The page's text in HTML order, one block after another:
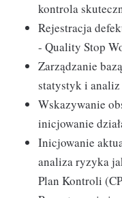
kontrola
Rejestracja
- Quality Stop
Zarządzanie
statystyk i analiz
Wskazywanie
inicjowanie
Inicjowanie
analiza ryzyka
Plan Kontroli